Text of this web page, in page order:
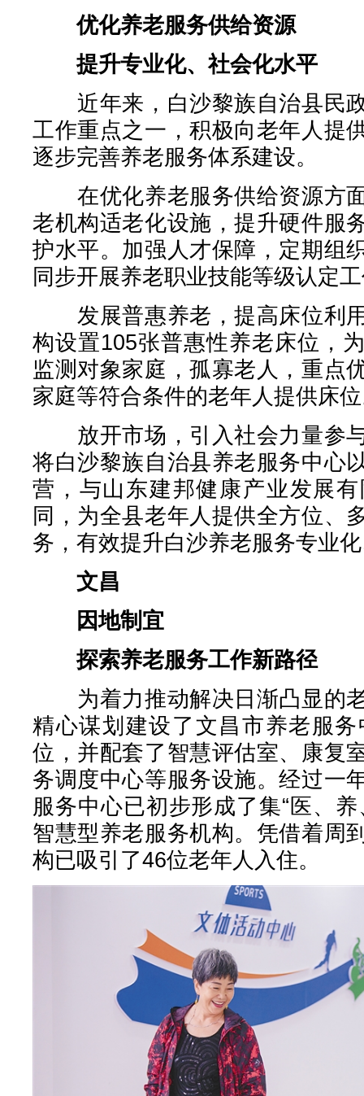
优化养老服务供给资源
提升专业化、社会化水平
近年来，白沙黎族自治县民
工作重点之一，积极向老年人提
逐步完善养老服务体系建设。
在优化养老服务供给资源方
老机构适老化设施，提升硬件服
护水平。加强人才保障，定期组
同步开展养老职业技能等级认定
发展普惠养老，提高床位利
构设置105张普惠性养老床位，
监测对象家庭，孤寡老人，重点
家庭等符合条件的老年人提供床
放开市场，引入社会力量参
将白沙黎族自治县养老服务中心
营，与山东建邦健康产业发展
同，为全县老年人提供全方位、
务，有效提升白沙养老服务专业
文昌
因地制宜
探索养老服务工作新路径
为着力推动解决日渐凸显的
精心谋划建设了文昌市养老服
位，并配套了智慧评估室、康复
务调度中心等服务设施。经过一
服务中心已初步形成了集“医、
智慧型养老服务机构。凭借着周
构已吸引了46位老年人入住。